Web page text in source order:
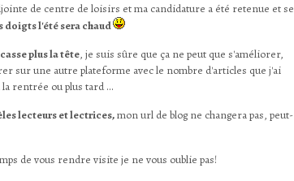
de centre de loisirs et ma candidature a été retenue et se
doigts l'été sera chaud
plus la tête, je suis sûre que ça ne peut que s'améliorer,
sur une autre plateforme avec le nombre d'articles que j'ai
rentrée ou plus tard ...
lecteurs et lectrices,mon url de blog ne changera pas, peut-
de vous rendre visite je ne vous oublie pas!